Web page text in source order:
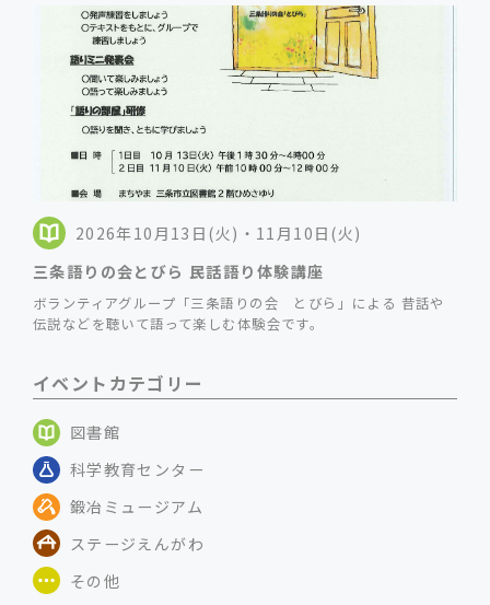
2026年10月13日(火)・11月10日(火)
三条語りの会とびら 民話語り体験講座
ボランティアグループ「三条語りの会 とびら」による 昔話や
伝説などを聴いて語って楽しむ体験会です。
イベントカテゴリー
図書館
科学教育センター
鍛冶ミュージアム
ステージえんがわ
その他